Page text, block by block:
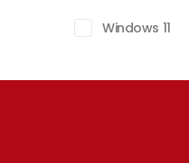
Windows 11